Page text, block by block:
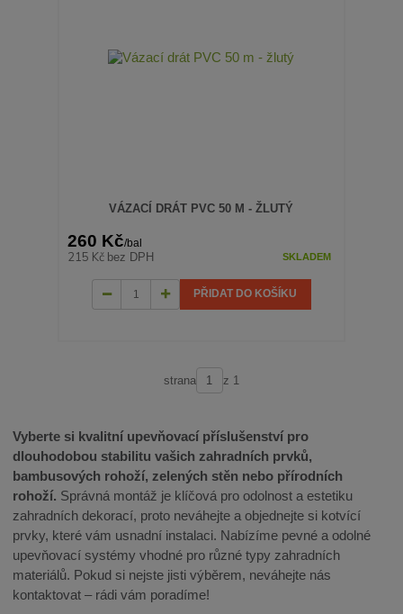
VÁZACÍ DRÁT PVC 50 M - ŽLUTÝ
260 Kč/bal
215 Kč bez DPH SKLADEM
PŘIDAT DO KOŠÍKU
strana z 1
Vyberte si kvalitní upevňovací příslušenství pro
dlouhodobou stabilitu vašich zahradních prvků,
bambusových rohoží, zelených stěn nebo přírodních
rohoží. Správná montáž je klíčová pro odolnost a estetiku
zahradních dekorací, proto neváhejte a objednejte si kotvící
prvky, které vám usnadní instalaci. Nabízíme pevné a odolné
upevňovací systémy vhodné pro různé typy zahradních
materiálů. Pokud si nejste jisti výběrem, neváhejte nás
kontaktovat – rádi vám poradíme!